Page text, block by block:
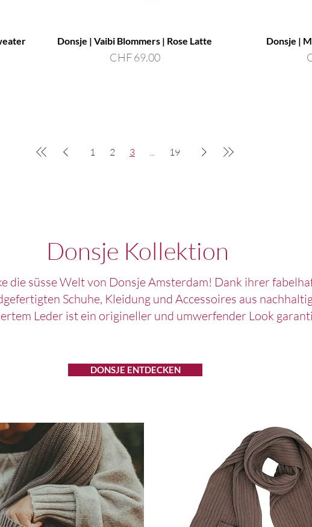
Donsje | Vaibi Blommers | Rose Latte
Preis
CHF 69.00
Donsje |
1 2 3 ... 19
Donsje Kollektion
die süsse Welt von Donsje Amsterdam! Dank ihrer
Schuhe, Kleidung und Accessoires aus
Leder ist ein origineller und umwerfender Look
DONSJE ENTDECKEN